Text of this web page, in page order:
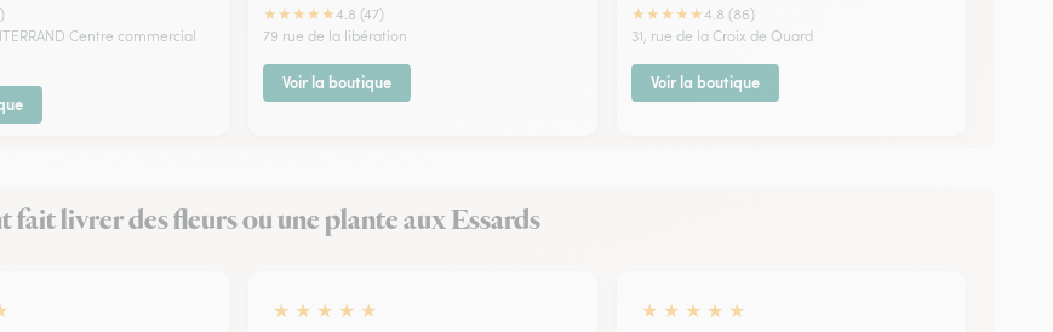
Centre commercial
★★★★★4.8 (47)
79 rue de la libération
Voir la boutique
★★★★★4.8 (86)
31, rue de la Croix de Quard
Voir la boutique
fait livrer des fleurs ou une plante aux Essards
★ ★ ★ ★ ★
★ ★ ★ ★ ★